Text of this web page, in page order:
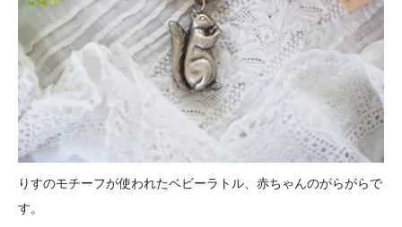
りすのモチーフが使われたベビーラトル、赤ちゃんのがらがらで
す。